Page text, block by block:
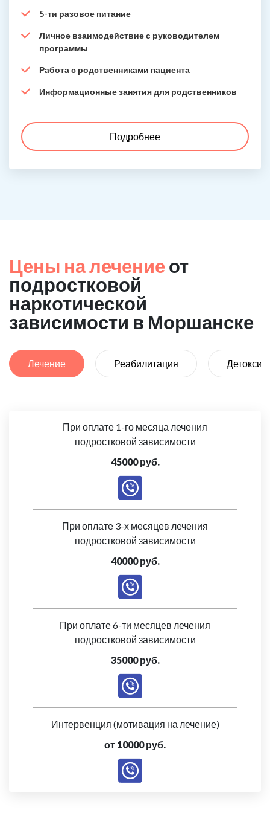
5-ти разовое питание
Личное взаимодействие с руководителем
программы
Работа с родственниками пациента
Информационные занятия для родственников
Подробнее
Цены на лечение от
подростковой
наркотической
зависимости в Моршанске
Лечение Реабилитация
При оплате 1-го месяца лечения
подростковой зависимости
45000 руб.
При оплате 3-х месяцев лечения
подростковой зависимости
40000 руб.
При оплате 6-ти месяцев лечения
подростковой зависимости
35000 руб.
Интервенция (мотивация на лечение)
от 10000 руб.